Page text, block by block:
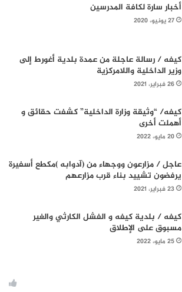
أخبار سارة لكافة المدرسين
27 يونيو، 2020
كيفه / رسالة عاجلة من عمدة بلدية أغورط إلى
وزير الداخلية واللامركزية
26 فبراير، 2021
كيفه/ “وثيقة وزارة الداخلية” كشفت حقائق و
أهملت أخرى
20 مايو، 2022
عاجل / مزارعون ووجهاء من (آدوابه )مكطع أسفيرة
يرفضون تشييد بناء قرب مزارعهم
23 فبراير، 2021
كيفه / بلدية كيفه و الفشل الكارثي والغير
مسبوق على الإطلاق
25 مايو، 2022